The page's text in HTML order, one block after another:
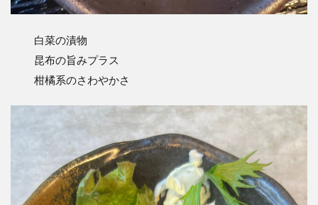
白菜の漬物
昆布の旨みプラス
柑橘系のさわやかさ